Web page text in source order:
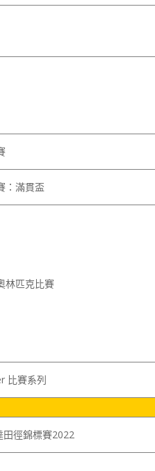
：滿貫盃
林匹克比賽
比賽系列
徑錦標賽2022